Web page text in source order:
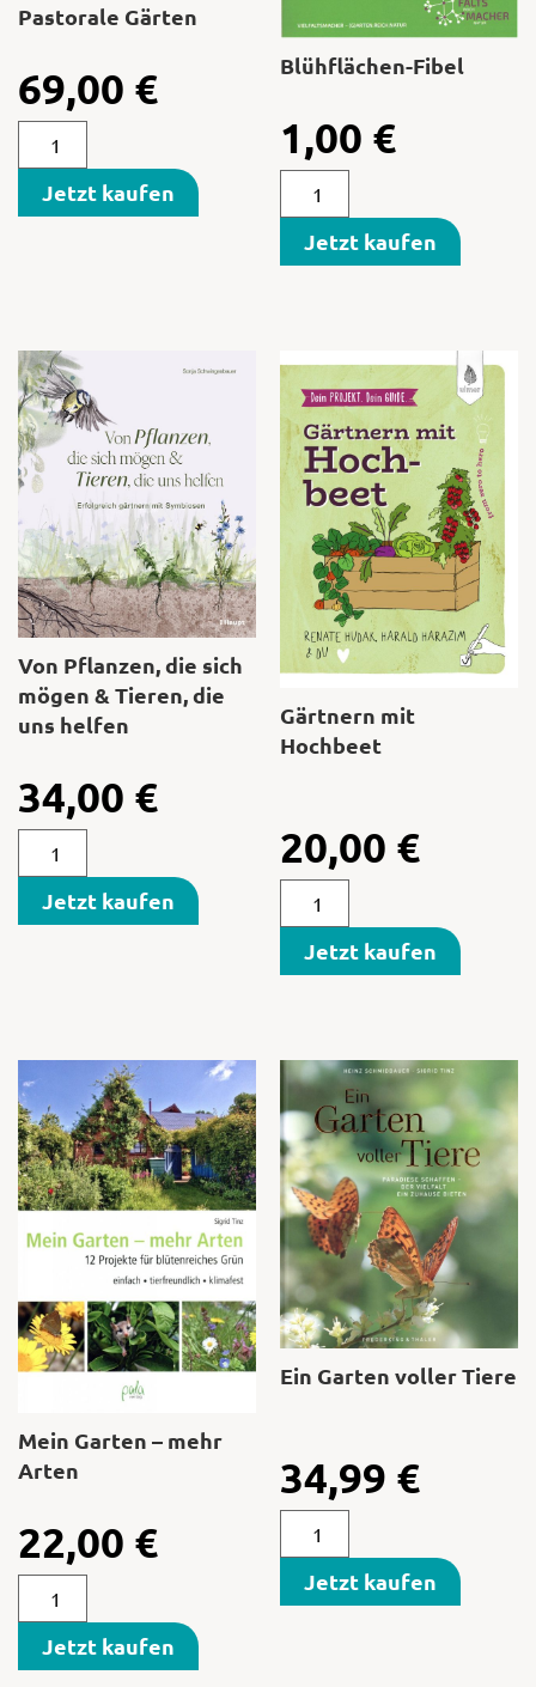
Pastorale Gärten
69,00 €
Jetzt kaufen
Blühflächen-Fibel
1,00 €
Jetzt kaufen
Von Pflanzen, die sich
mögen & Tieren, die
uns helfen
34,00 €
Jetzt kaufen
Gärtnern mit
Hochbeet
20,00 €
Jetzt kaufen
Mein Garten – mehr
Arten
22,00 €
Jetzt kaufen
Ein Garten voller Tiere
34,99 €
Jetzt kaufen